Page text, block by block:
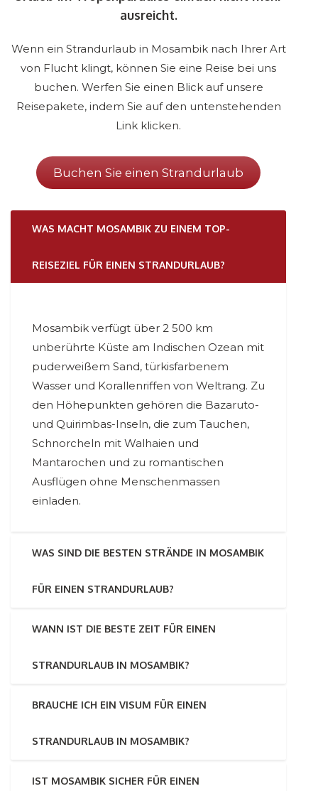
ausreicht.
Wenn ein Strandurlaub in Mosambik nach Ihrer Art
von Flucht klingt, können Sie eine Reise bei uns
buchen. Werfen Sie einen Blick auf unsere
Reisepakete, indem Sie auf den untenstehenden
Link klicken.
Buchen Sie einen Strandurlaub
WAS MACHT MOSAMBIK ZU EINEM TOP-
REISEZIEL FÜR EINEN STRANDURLAUB?
Mosambik verfügt über 2 500 km
unberührte Küste am Indischen Ozean mit
puderweißem Sand, türkisfarbenem
Wasser und Korallenriffen von Weltrang. Zu
den Höhepunkten gehören die Bazaruto-
und Quirimbas-Inseln, die zum Tauchen,
Schnorcheln mit Walhaien und
Mantarochen und zu romantischen
Ausflügen ohne Menschenmassen
einladen.
WAS SIND DIE BESTEN STRÄNDE IN MOSAMBIK
FÜR EINEN STRANDURLAUB?
WANN IST DIE BESTE ZEIT FÜR EINEN
STRANDURLAUB IN MOSAMBIK?
BRAUCHE ICH EIN VISUM FÜR EINEN
STRANDURLAUB IN MOSAMBIK?
IST MOSAMBIK SICHER FÜR EINEN